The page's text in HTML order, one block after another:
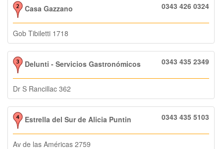
Casa Gazzano 0343 426 0324
Gob Tibiletti 1718
Delunti - Servicios Gastronómicos 0343 435 2349
Dr S Rancillac 362
Estrella del Sur de Alicia Puntin 0343 435 5103
Av de las Américas 2759